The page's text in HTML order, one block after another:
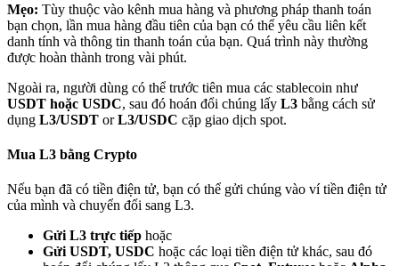
Đối tác Bitrue
Đối tác Bitrue
Lên đến 65% hoa hồng!
Mẹo: Tùy thuộc vào kênh mua hàng và phương pháp thanh toán
bạn chọn, lần mua hàng đầu tiên của bạn có thể yêu cầu liên kết
danh tính và thông tin thanh toán của bạn. Quá trình này thường
được hoàn thành trong vài phút.
Ngoài ra, người dùng có thể trước tiên mua các stablecoin như
USDT hoặc USDC, sau đó hoán đổi chúng lấy L3 bằng cách sử
dụng L3/USDT orL3/USDC cặp giao dịch spot.
Mua L3 bằng Crypto
Nếu bạn đã có tiền điện tử, bạn có thể gửi chúng vào ví tiền điện tử
của mình và chuyển đổi sang L3.
Gửi L3 trực tiếp hoặc
Gửi USDT, USDC hoặc các loại tiền điện tử khác, sau đó